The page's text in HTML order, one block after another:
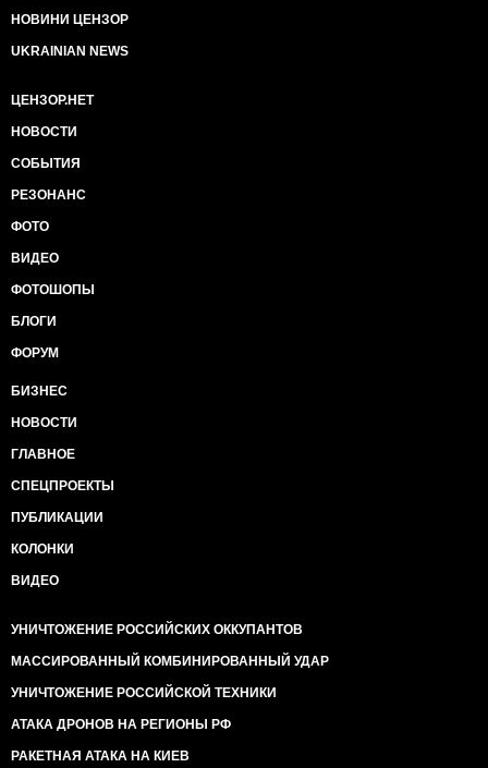
НОВИНИ ЦЕНЗОР
UKRAINIAN NEWS
ЦЕНЗОР.НЕТ
НОВОСТИ
СОБЫТИЯ
РЕЗОНАНС
ФОТО
ВИДЕО
ФОТОШОПЫ
БЛОГИ
ФОРУМ
БИЗНЕС
НОВОСТИ
ГЛАВНОЕ
СПЕЦПРОЕКТЫ
ПУБЛИКАЦИИ
КОЛОНКИ
ВИДЕО
УНИЧТОЖЕНИЕ РОССИЙСКИХ ОККУПАНТОВ
МАССИРОВАННЫЙ КОМБИНИРОВАННЫЙ УДАР
УНИЧТОЖЕНИЕ РОССИЙСКОЙ ТЕХНИКИ
АТАКА ДРОНОВ НА РЕГИОНЫ РФ
РАКЕТНАЯ АТАКА НА КИЕВ